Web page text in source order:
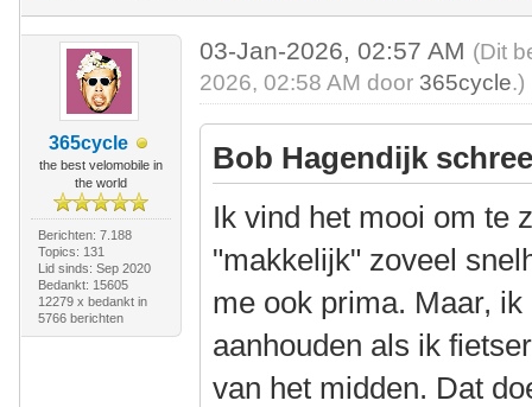
365cycle
the best velomobile in
the world
Berichten: 7.188
Topics: 131
Lid sinds: Sep 2020
Bedankt: 15605
12279 x bedankt in
5766 berichten
03-Jan-2026, 02:57 AM (Dit
2026, 02:58 AM door 365cycle.)
Bob Hagendijk
Ik vind het mooi om te
"makkelijk" zoveel
me ook prima. Maar,
aanhouden als ik
van het midden. Dat